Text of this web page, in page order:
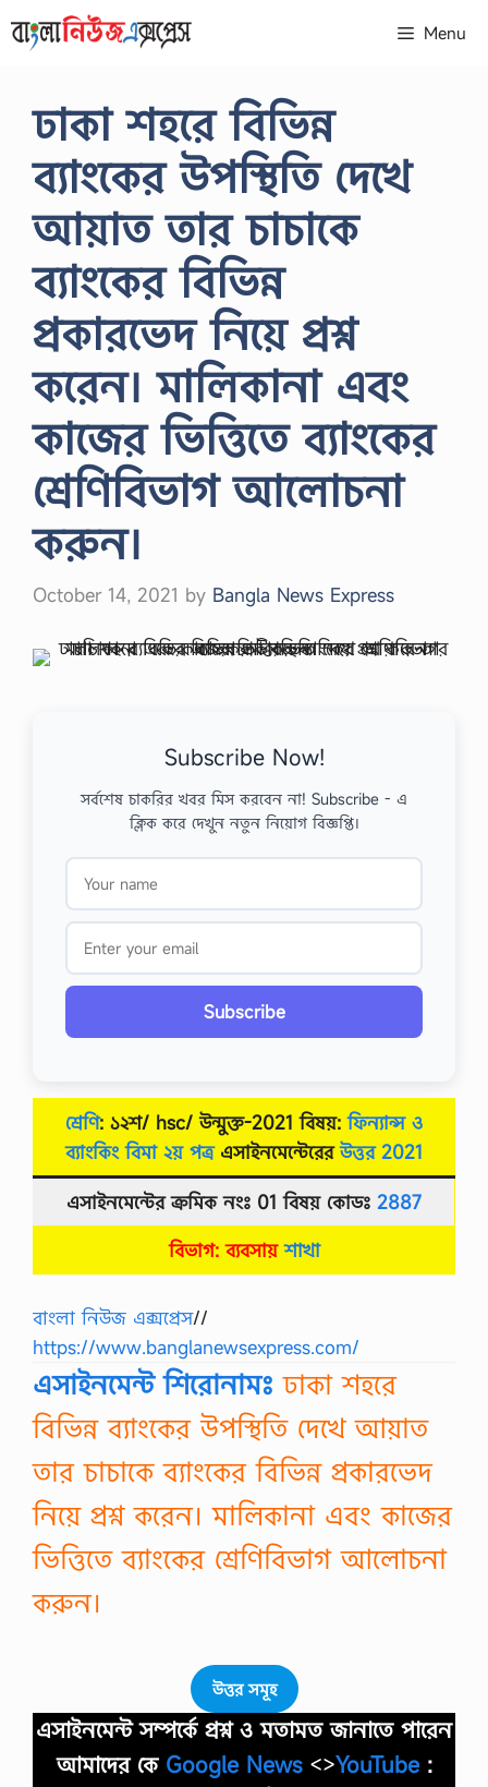
to
Menu
ঢাকা শহরে বিভিন্ন
ব্যাংকের উপস্থিতি দেখে
আয়াত তার চাচাকে
ব্যাংকের বিভিন্ন
প্রকারভেদ নিয়ে প্রশ্ন
করেন। মালিকানা এবং
কাজের ভিত্তিতে ব্যাংকের
শ্রেণিবিভাগ আলােচনা
করুন।
October 14, 2021 by Bangla News Express
Subscribe Now!
সর্বশেষ চাকরির খবর মিস করবেন না! Subscribe - এ
ক্লিক করে দেখুন নতুন নিয়োগ বিজ্ঞপ্তি।
Subscribe
শ্রেণি: ১২শ/ hsc/ উন্মুক্ত-2021 বিষয়:ফিন্যান্স ও
ব্যাংকিং বিমা ২য় পত্র এসাইনমেন্টেরেরউত্তর2021
এসাইনমেন্টের ক্রমিক নংঃ 01 বিষয় কোডঃ 2887
বিভাগ:ব্যবসায়শাখা
বাংলা নিউজ এক্সপ্রেস//
https://www.banglanewsexpress.com/
এসাইনমেন্ট শিরোনামঃ ঢাকা শহরে
বিভিন্ন ব্যাংকের উপস্থিতি দেখে আয়াত
তার চাচাকে ব্যাংকের বিভিন্ন প্রকারভেদ
নিয়ে প্রশ্ন করেন। মালিকানা এবং কাজের
ভিত্তিতে ব্যাংকের শ্রেণিবিভাগ আলােচনা
করুন।
উত্তর সমূহ
এসাইনমেন্ট সম্পর্কে প্রশ্ন ও মতামত জানাতে পারেন
আমাদের কে Google News<>YouTube :